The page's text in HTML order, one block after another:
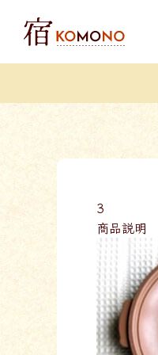
3
商品説明